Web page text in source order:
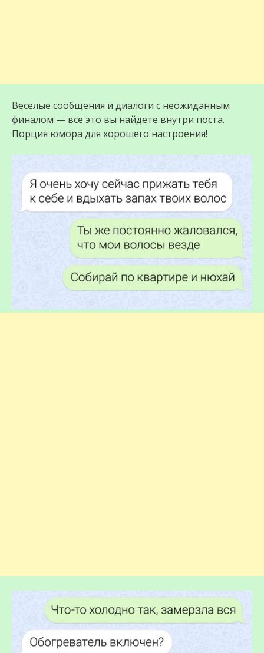
Веселые сообщения и диалоги с неожиданным
финалом — все это вы найдете внутри поста.
Порция юмора для хорошего настроения!